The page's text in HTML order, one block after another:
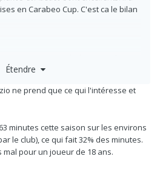
en Carabeo Cup. C'est ca le bilan
en milieu de semaine c'est
Étendre
ne prend que ce qui l'intéresse et
minutes cette saison sur les environs
le club), ce qui fait 32% des minutes.
pour un joueur de 18 ans.